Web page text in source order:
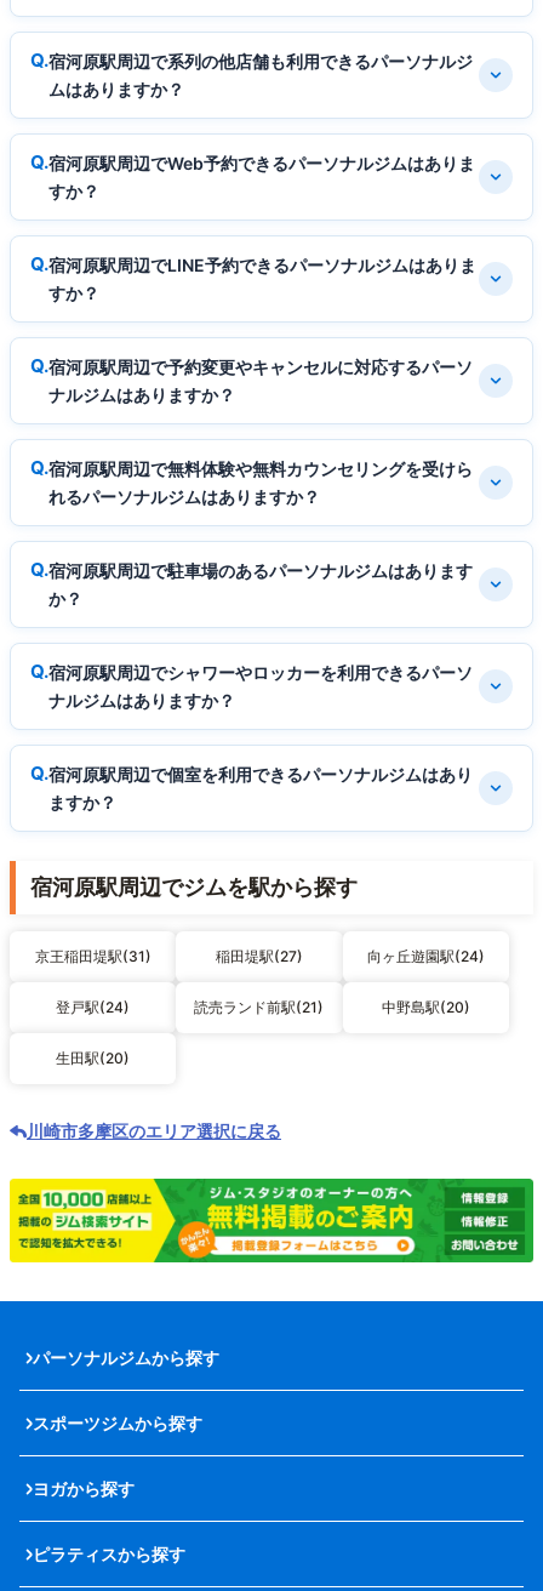
宿河原駅周辺で系列の他店舗も利用できるパーソナルジ
ムはありますか？
宿河原駅周辺でWeb予約できるパーソナルジムはありま
すか？
宿河原駅周辺でLINE予約できるパーソナルジムはありま
すか？
宿河原駅周辺で予約変更やキャンセルに対応するパーソ
ナルジムはありますか？
宿河原駅周辺で無料体験や無料カウンセリングを受けら
れるパーソナルジムはありますか？
宿河原駅周辺で駐車場のあるパーソナルジムはあります
か？
宿河原駅周辺でシャワーやロッカーを利用できるパーソ
ナルジムはありますか？
宿河原駅周辺で個室を利用できるパーソナルジムはあり
ますか？
宿河原駅周辺でジムを駅から探す
京王稲田堤駅(31) 稲田堤駅(27) 向ヶ丘遊園駅(24)
登戸駅(24) 読売ランド前駅(21) 中野島駅(20)
生田駅(20)
川崎市多摩区のエリア選択に戻る
パーソナルジムから探す
スポーツジムから探す
ヨガから探す
ピラティスから探す